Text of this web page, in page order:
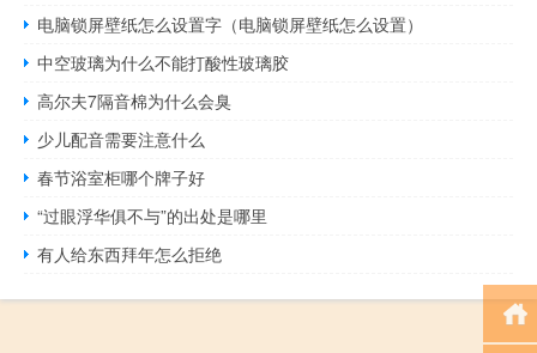
电脑锁屏壁纸怎么设置字（电脑锁屏壁纸怎么设置）
中空玻璃为什么不能打酸性玻璃胶
高尔夫7隔音棉为什么会臭
少儿配音需要注意什么
春节浴室柜哪个牌子好
“过眼浮华俱不与”的出处是哪里
有人给东西拜年怎么拒绝